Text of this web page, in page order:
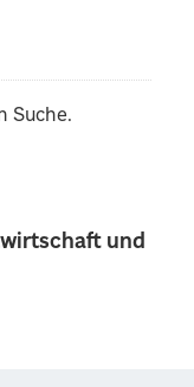
und
Suche.